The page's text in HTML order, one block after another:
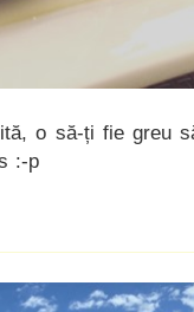
o să-ți fie greu
:-p